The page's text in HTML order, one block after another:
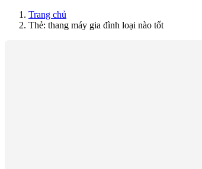
Trang chủ
Thẻ: thang máy gia đình loại nào tốt